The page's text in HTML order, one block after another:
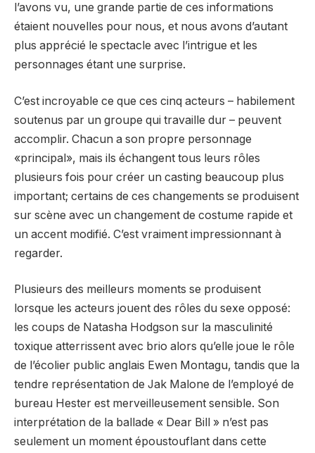
l’avons vu, une grande partie de ces informations
étaient nouvelles pour nous, et nous avons d’autant
plus apprécié le spectacle avec l’intrigue et les
personnages étant une surprise.
C’est incroyable ce que ces cinq acteurs – habilement
soutenus par un groupe qui travaille dur – peuvent
accomplir. Chacun a son propre personnage
«principal», mais ils échangent tous leurs rôles
plusieurs fois pour créer un casting beaucoup plus
important; certains de ces changements se produisent
sur scène avec un changement de costume rapide et
un accent modifié. C’est vraiment impressionnant à
regarder.
Plusieurs des meilleurs moments se produisent
lorsque les acteurs jouent des rôles du sexe opposé:
les coups de Natasha Hodgson sur la masculinité
toxique atterrissent avec brio alors qu’elle joue le rôle
de l’écolier public anglais Ewen Montagu, tandis que la
tendre représentation de Jak Malone de l’employé de
bureau Hester est merveilleusement sensible. Son
interprétation de la ballade « Dear Bill » n’est pas
seulement un moment époustouflant dans cette